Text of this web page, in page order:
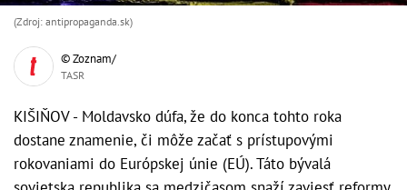
(Zdroj: antipropaganda.sk)
© Zoznam/
TASR
KIŠIŇOV - Moldavsko dúfa, že do konca tohto roka
dostane znamenie, či môže začať s prístupovými
rokovaniami do Európskej únie (EÚ). Táto bývalá